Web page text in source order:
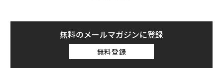
無料のメールマガジンに登録
無料登録